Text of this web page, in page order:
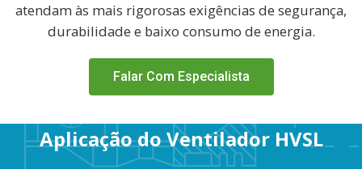
atendam às mais rigorosas exigências de segurança,
durabilidade e baixo consumo de energia.
Falar Com Especialista
Aplicação do Ventilador HVSL